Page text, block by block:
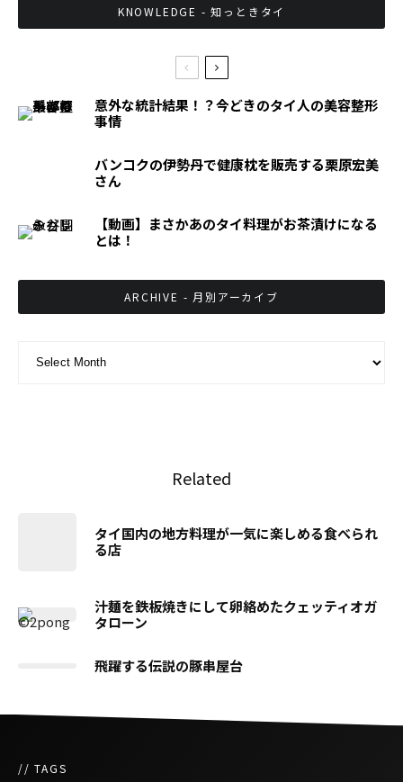
KNOWLEDGE - 知っときタイ
意外な統計結果！？今どきのタイ人の美容整形
事情
バンコクの伊勢丹で健康枕を販売する栗原宏美
さん
【動画】まさかあのタイ料理がお茶漬けになる
とは！
ARCHIVE - 月別アーカイブ
Related
タイ国内の地方料理が一気に楽しめる食べられ
る店
汁麺を鉄板焼きにして卵絡めたクェッティオガ
タローン
飛躍する伝説の豚串屋台
// TAGS